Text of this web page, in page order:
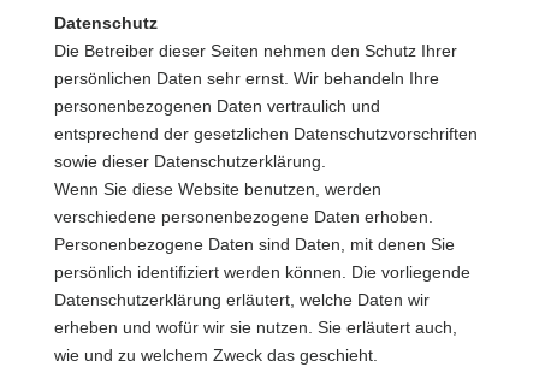
Datenschutz
Die Betreiber dieser Seiten nehmen den Schutz Ihrer
persönlichen Daten sehr ernst. Wir behandeln Ihre
personenbezogenen Daten vertraulich und
entsprechend der gesetzlichen Datenschutzvorschriften
sowie dieser Datenschutzerklärung.
Wenn Sie diese Website benutzen, werden
verschiedene personenbezogene Daten erhoben.
Personenbezogene Daten sind Daten, mit denen Sie
persönlich identifiziert werden können. Die vorliegende
Datenschutzerklärung erläutert, welche Daten wir
erheben und wofür wir sie nutzen. Sie erläutert auch,
wie und zu welchem Zweck das geschieht.